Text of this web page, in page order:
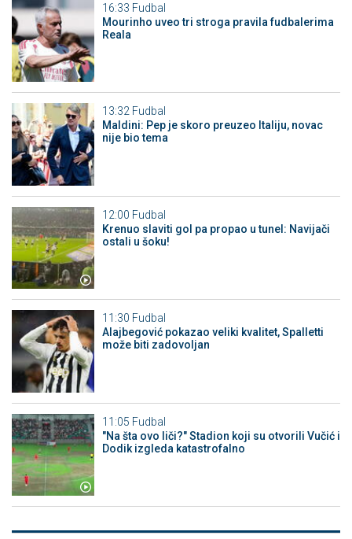
16:33 Fudbal
Mourinho uveo tri stroga pravila fudbalerima
Reala
13:32 Fudbal
Maldini: Pep je skoro preuzeo Italiju, novac
nije bio tema
12:00 Fudbal
Krenuo slaviti gol pa propao u tunel: Navijači
ostali u šoku!
11:30 Fudbal
Alajbegović pokazao veliki kvalitet, Spalletti
može biti zadovoljan
11:05 Fudbal
"Na šta ovo liči?" Stadion koji su otvorili Vučić i
Dodik izgleda katastrofalno